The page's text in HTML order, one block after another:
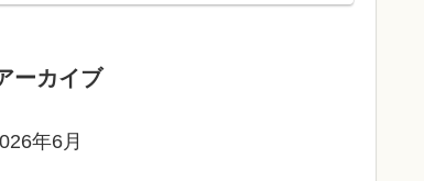
ーカイブ
年6月